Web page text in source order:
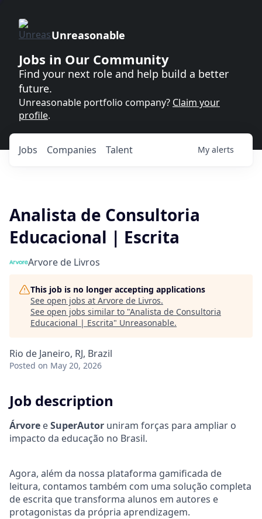
Unreasonable
Jobs in Our Community
Find your next role and help build a better
future.
Unreasonable portfolio company? Claim your
profile.
Jobs Companies Talent My alerts
Analista de Consultoria
Educacional | Escrita
Arvore de Livros
This job is no longer accepting applications
See open jobs at Arvore de Livros.
See open jobs similar to "Analista de Consultoria
Educacional | Escrita" Unreasonable.
Rio de Janeiro, RJ, Brazil
Posted on May 20, 2026
Job description
Árvore eSuperAutor uniram forças para ampliar o
impacto da educação no Brasil.
Agora, além da nossa plataforma gamificada de
leitura, contamos também com uma solução completa
de escrita que transforma alunos em autores e
protagonistas da própria aprendizagem.